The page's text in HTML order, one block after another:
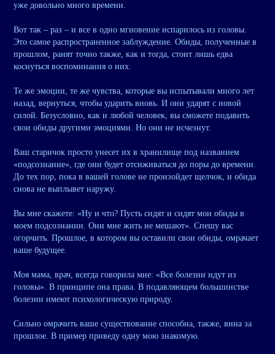
уже довольно много времени.
Вот так – раз – и все в одно мгновение испарилось из головы.
Это самое распространенное заблуждение. Обиды, полученные в
прошлом, ранят точно также, как и тогда, стоит лишь едва
коснуться воспоминания о них.
Те же эмоции, те же чувства, которые вы испытывали много лет
назад, вернуться, чтобы ударить вновь. И они ударят с новой
силой. Безусловно, как и любой человек, вы сможете подавить
свои обиды другими эмоциями. Но они не исчезнут.
Ваш старичок просто унесет их в хранилище под названием
«подсознание», где они будет отсиживаться до поры до времени.
До тех пор, пока в вашей голове не произойдет щелчок, и обида
снова не выплывет наружу.
Вы мне скажете: «Ну и что? Пусть сидят и сидят мои обиды в
моем подсознании. Они мне жить не мешают». Спешу вас
огорчить. Прошлое, в котором вы оставили свои обиды, омрачает
ваше будущее.
Моя мама, врач, всегда говорила мне: «Все болезни идут из
головы». В принципе она права. В подавляющем большинстве
болезни имеют психологическую природу.
Сильно омрачить ваше существование способна, также, вина за
прошлое. В пример приведу одну мою знакомую.